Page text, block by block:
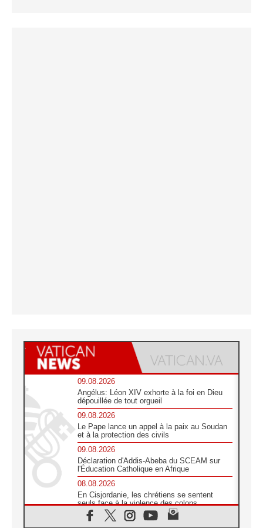
09.08.2026
Angélus: Léon XIV exhorte à la foi en Dieu
dépouillée de tout orgueil
09.08.2026
Le Pape lance un appel à la paix au Soudan
et à la protection des civils
09.08.2026
Déclaration d'Addis-Abeba du SCEAM sur
l'Éducation Catholique en Afrique
08.08.2026
En Cisjordanie, les chrétiens se sentent
seuls face à la violence des colons
08.08.2026